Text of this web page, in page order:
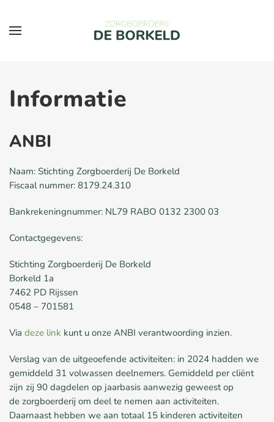
Skip to main content
Informatie
ANBI
Naam: Stichting Zorgboerderij De Borkeld
Fiscaal nummer: 8179.24.310
Bankrekeningnummer: NL79 RABO 0132 2300 03
Contactgegevens:
Stichting Zorgboerderij De Borkeld
Borkeld 1a
7462 PD Rijssen
0548 – 701581
Via deze link kunt u onze ANBI verantwoording inzien.
Verslag van de uitgeoefende activiteiten​: in 2024 hadden we
gemiddeld 31 volwassen deelnemers. Gemiddeld per cliënt
zijn zij 90 dagdelen op jaarbasis aanwezig geweest op
de zorgboerderij om deel te nemen aan activiteiten.
Daarnaast hebben we aan totaal 15 kinderen activiteiten